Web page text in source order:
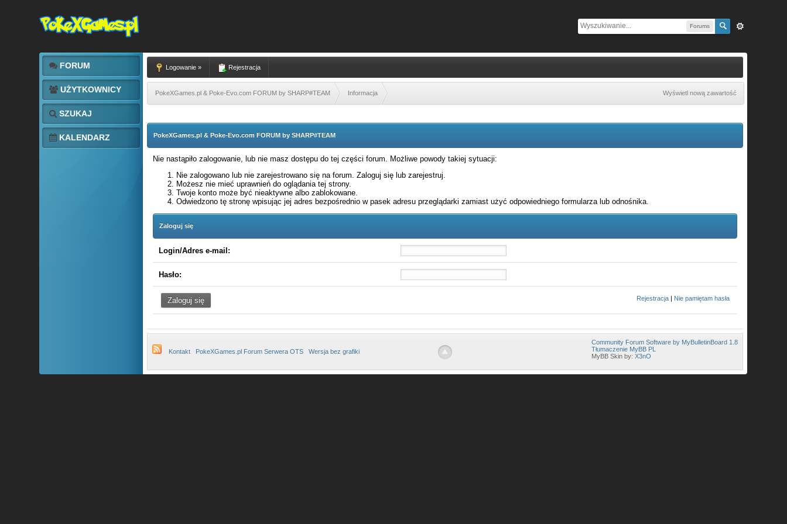
Forums
FORUM
UŻYTKOWNICY
SZUKAJ
KALENDARZ
Logowanie » Rejestracja
PokeXGames.pl & Poke-Evo.com FORUM by SHARP#TEAM Informacja Wyświetl nową zawartość
PokeXGames.pl & Poke-Evo.com FORUM by SHARP#TEAM
Nie nastąpiło zalogowanie, lub nie masz dostępu do tej części forum. Możliwe powody takiej sytuacji:
Nie zalogowano lub nie zarejestrowano się na forum. Zaloguj się lub zarejestruj.
Możesz nie mieć uprawnień do oglądania tej strony.
Twoje konto może być nieaktywne albo zablokowane.
Odwiedzono tę stronę wpisując jej adres bezpośrednio w pasek adresu przeglądarki zamiast użyć odpowiedniego formularza lub odnośnika.
Zaloguj się
Login/Adres e-mail:
Hasło:
Rejestracja | Nie pamiętam hasła
Kontakt PokeXGames.pl Forum Serwera OTS Wersja bez grafiki
Community Forum Software by MyBulletinBoard 1.8
Tłumaczenie MyBB PL
MyBB Skin by:X3nO